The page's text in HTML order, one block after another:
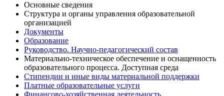
Основные сведения
Структура и органы управления образовательной
организацией
Документы
Образование
Руководство. Научно-педагогический состав
Материально-техническое обеспечение и оснащенность
образовательного процесса. Доступная среда
Стипендии и иные виды материальной поддержки
Платные образовательные услуги
Финансово-хозяйственная деятельность